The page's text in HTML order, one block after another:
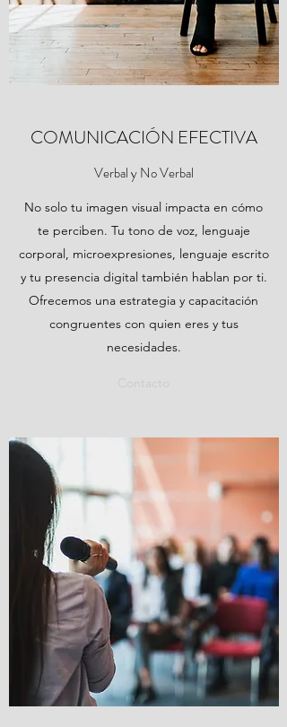
COMUNICACIÓN EFECTIVA
Verbal y No Verbal
No solo tu imagen visual impacta en cómo
te perciben. Tu tono de voz, lenguaje
corporal, microexpresiones, lenguaje escrito
y tu presencia digital también hablan por ti.
Ofrecemos una estrategia y capacitación
congruentes con quien eres y tus
necesidades.
Contacto